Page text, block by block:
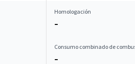
Homologación
–
Consumo combinado de
–